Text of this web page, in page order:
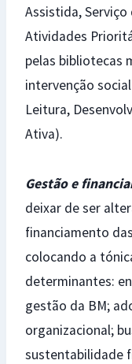
Assistida,
Atividades
pelas bibliotecas
intervenção
Leitura,
Ativa).
Gestão e
deixar de ser
financiamento
colocando a
determinantes:
gestão da BM;
organizacional;
sustentabilidade